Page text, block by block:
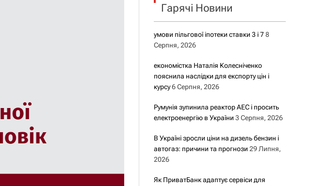
у
Гарячі Новини
умови пільгової іпотеки ставки 3 і 7 8
Серпня, 2026
економістка Наталія Колесніченко
пояснила наслідки для експорту цін і
курсу 6 Серпня, 2026
Румунія зупинила реактор АЕС і просить
електроенергію в України 3 Серпня, 2026
В Україні зросли ціни на дизель бензин і
автогаз: причини та прогнози 29 Липня,
2026
Як ПриватБанк адаптує сервіси для